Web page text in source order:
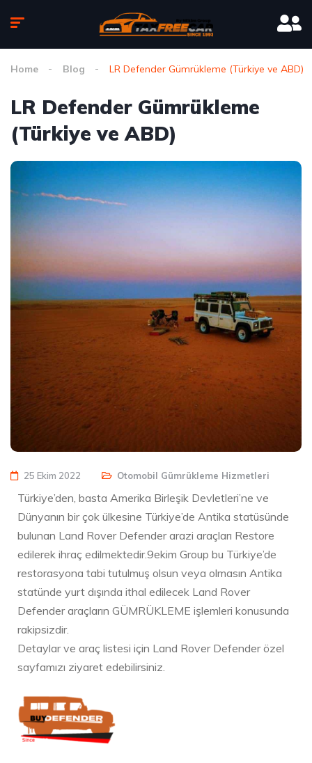
Home Blog LR Defender Gümrükleme (Türkiye ve ABD)
LR Defender Gümrükleme
(Türkiye ve ABD)
25 Ekim 2022 Otomobil Gümrükleme Hizmetleri
Türkiye’den, basta Amerika Birleşik Devletleri’ne ve
Dünyanın bir çok ülkesine Türkiye’de Antika statüsünde
bulunan Land Rover Defender arazi araçları Restore
edilerek ihraç edilmektedir.9ekim Group bu Türkiye’de
restorasyona tabi tutulmuş olsun veya olmasın Antika
statünde yurt dışında ithal edilecek Land Rover
Defender araçların GÜMRÜKLEME işlemleri konusunda
rakipsizdir.
Detaylar ve araç listesi için Land Rover Defender özel
sayfamızı ziyaret edebilirsiniz.